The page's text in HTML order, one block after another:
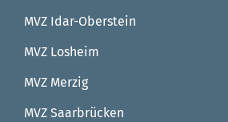
MVZ Idar-Oberstein
MVZ Losheim
MVZ Merzig
MVZ Saarbrücken